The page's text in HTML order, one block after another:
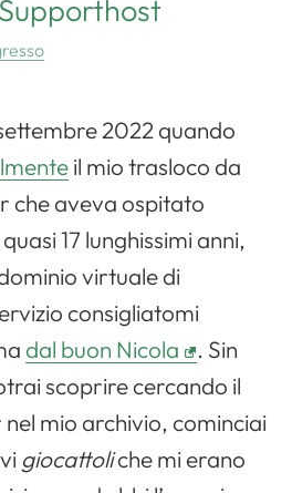
2022 quando
il mio trasloco da
che aveva ospitato
17 lunghissimi anni,
virtuale di
consigliatomi
dal buon Nicola
. Sin
scoprire cercando il
mio archivio, cominciai
giocattoliche mi erano